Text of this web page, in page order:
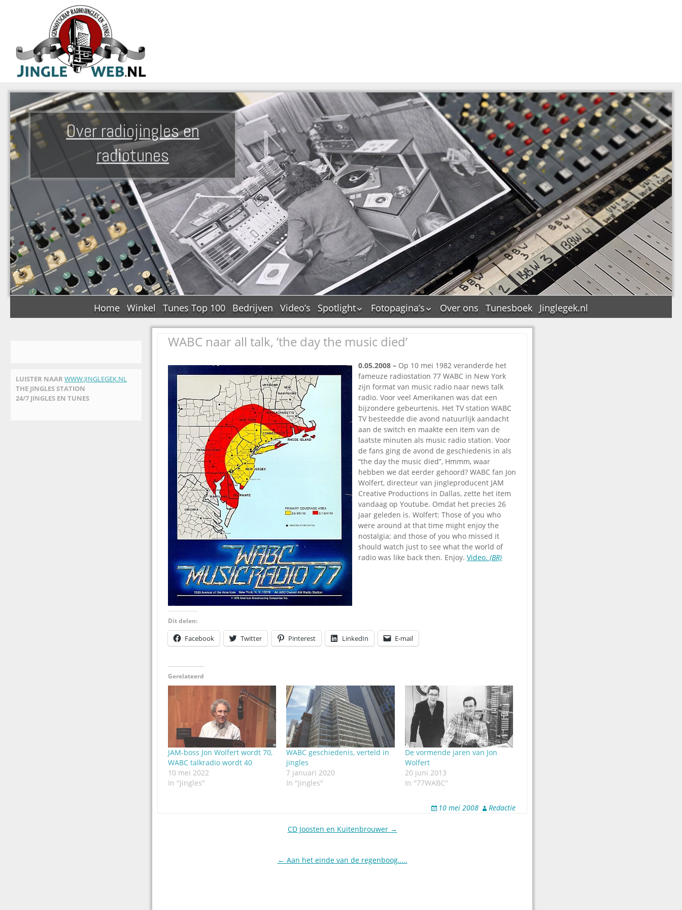
Over radiojingles en
radiotunes
Home Winkel Tunes Top 100 Bedrijven Video’s
Spotlight
De Tourflitsjingle –
wie zijn de makers?
Jingledemo’s en hun
Dallas jingle city
De Tourtune
Ferry Maat 65
Ferry Maat interview
Jingle Awards
Jingle NIEUW
Omroepbanden
Stoomfluit Klaas
Uitvinding
jinglecassette
Fotopagina’s
JAM in pictures
PAMS in pictures
Pepper & Tanner in
pictures
Top Format in
pictures
Dik Voormekaar in
foto’s
Over ons Tunesboek Jinglegek.nl
LUISTER NAAR WWW.JINGLEGEK.NL
THE JINGLES STATION
24/7 JINGLES EN TUNES
WABC naar all talk, ’the day the music died’
0.05.2008 – Op 10 mei 1982 veranderde het
fameuze radiostation 77 WABC in New York
zijn format van music radio naar news talk
radio. Voor veel Amerikanen was dat een
bijzondere gebeurtenis. Het TV station WABC
TV besteedde die avond natuurlijk aandacht
aan de switch en maakte een item van de
laatste minuten als music radio station. Voor
de fans ging de avond de geschiedenis in als
“the day the music died”, Hmmm, waar
hebben we dat eerder gehoord? WABC fan Jon
Wolfert, directeur van jingleproducent JAM
Creative Productions in Dallas, zette het item
vandaag op Youtube. Omdat het precies 26
jaar geleden is. Wolfert: Those of you who
were around at that time might enjoy the
nostalgia; and those of you who missed it
should watch just to see what the world of
radio was like back then. Enjoy. Video. (BR)
Dit delen:
Facebook Twitter Pinterest LinkedIn E-mail
Gerelateerd
JAM-boss Jon Wolfert wordt 70,
WABC talkradio wordt 40
10 mei 2022
In "Jingles"
WABC geschiedenis, verteld in
jingles
7 januari 2020
In "Jingles"
De vormende jaren van Jon
Wolfert
20 juni 2013
In "77WABC"
10 mei 2008 Redactie
CD Joosten en Kuitenbrouwer →
← Aan het einde van de regenboog…..